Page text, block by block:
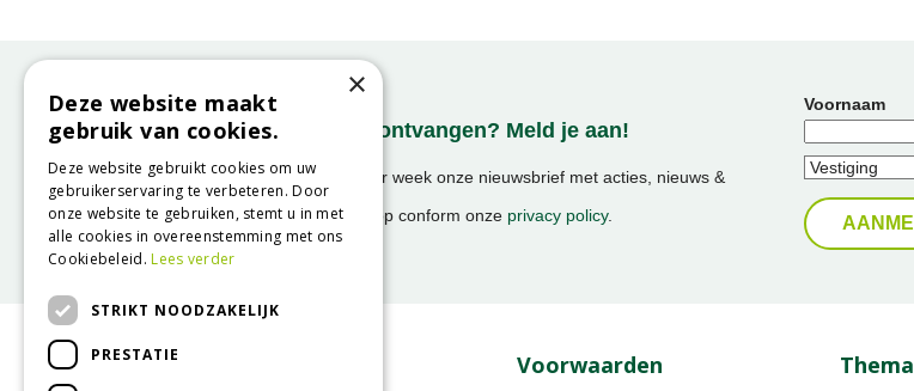
Onze nieuwsbrief ontvangen? Meld je aan!
Ontvang ongeveer 1x per week onze nieuwsbrief met acties, nieuws &
activiteiten!
We slaan uw gegevens op conform onze privacy policy.
Voornaam
Voorwaarden Thema
×
Deze website maakt
gebruik van cookies.
Deze website gebruikt cookies om uw
gebruikerservaring te verbeteren. Door
onze website te gebruiken, stemt u in met
alle cookies in overeenstemming met ons
Cookiebeleid.Lees verder
STRIKT NOODZAKELIJK
PRESTATIE